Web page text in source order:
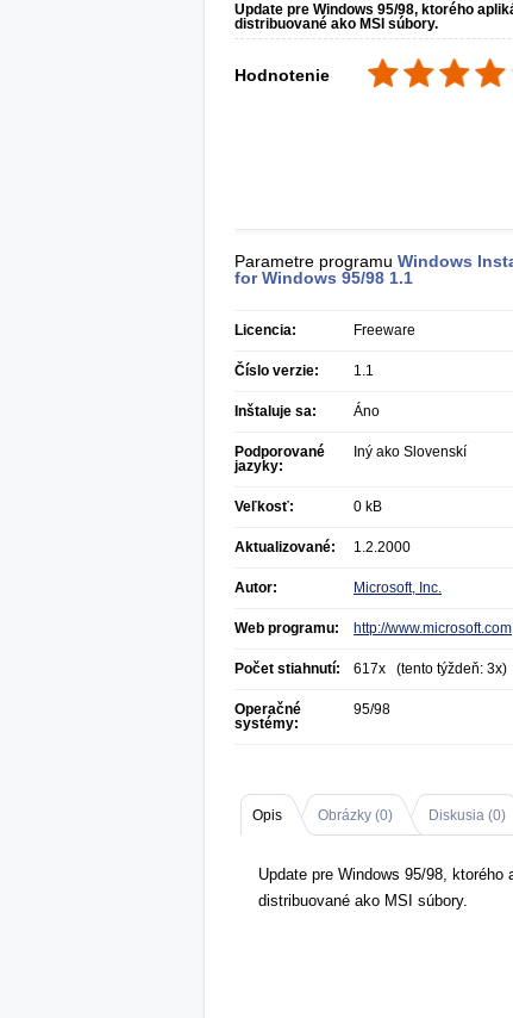
Update pre Windows 95/98, ktorého
distribuované ako MSI súbory.
Hodnotenie
Parametre programu Windows
for Windows 95/98 1.1
Licencia: Freeware
Číslo verzie: 1.1
Inštaluje sa: Áno
Podporované
jazyky:
Iný ako Slovenskí
Veľkosť: 0 kB
Aktualizované: 1.2.2000
Autor: Microsoft, Inc.
Web programu: http://www.microsoft.com
Počet stiahnutí: 617x (tento týždeň: 3x)
Operačné
systémy:
95/98
Opis Obrázky (0) Diskusia (0)
Update pre Windows 95/98,
distribuované ako MSI súbory.